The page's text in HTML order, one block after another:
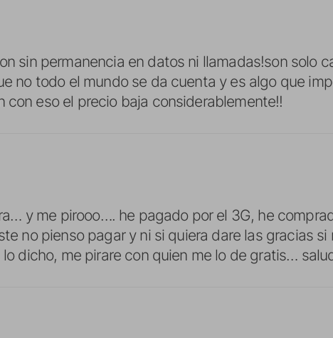
sin permanencia en datos ni llamadas!son solo
no todo el mundo se da cuenta y es algo que
con eso el precio baja considerablemente!!
y me pirooo…. he pagado por el 3G, he
no pienso pagar y ni si quiera dare las gracias si
dicho, me pirare con quien me lo de gratis…